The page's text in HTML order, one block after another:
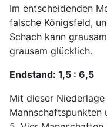
Im entscheidenden
falsche Königsfeld,
Schach kann
grausam glücklich.
Endstand: 1,5 : 6,5
Mit dieser
Mannschaftspunkten